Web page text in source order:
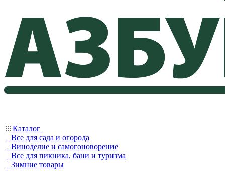
Каталог
Все для сада и огорода
Виноделие и самогоноворение
Все для пикника, бани и туризма
Зимние товары